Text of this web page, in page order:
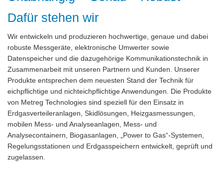
Dafür stehen wir
Wir entwickeln und produzieren hochwertige, genaue und dabei
robuste Messgeräte, elektronische Umwerter sowie
Datenspeicher und die dazugehörige Kommunikationstechnik in
Zusammenarbeit mit unseren Partnern und Kunden. Unserer
Produkte entsprechen dem neuesten Stand der Technik für
eichpflichtige und nichteichpflichtige Anwendungen. Die Produkte
von Metreg Technologies sind speziell für den Einsatz in
Erdgasverteileranlagen, Skidlösungen, Heizgasmessungen,
mobilen Mess- und Analyseanlagen, Mess- und
Analysecontainern, Biogasanlagen, „Power to Gas“-Systemen,
Regelungsstationen und Erdgasspeichern entwickelt, geprüft und
zugelassen.